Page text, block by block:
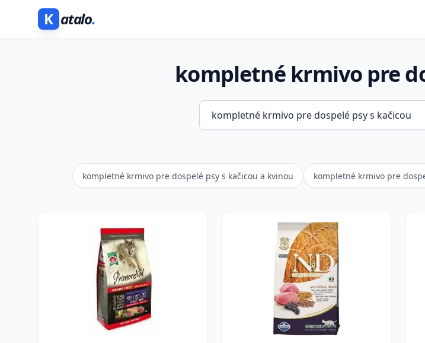
K atalo.
kompletné krmivo pre
kompletné krmivo pre dospelé psy s kačicou a kvinou kompletné krmivo pre